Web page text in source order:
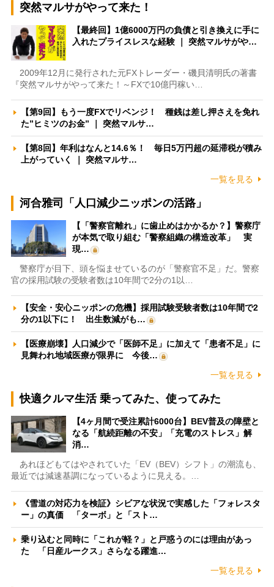
突然マルサがやって来た！
【最終回】1億6000万円の負債と引き換えに手に
入れたプライスレスな経験 ｜ 突然マルサがや…
2009年12月に発行された元FXトレーダー・磯貝清明氏の著書
『突然マルサがやって来た！～FXで10億円稼い…
【第9回】もう一度FXでリベンジ！ 種銭は差し押さえを免れ
た”ヒミツのお金” ｜ 突然マルサ…
【第8回】年利はなんと14.6％！ 毎日5万円超の延滞税が積み
上がっていく ｜ 突然マルサ…
一覧を見る
河合雅司「人口減少ニッポンの活路」
【「警察官離れ」に歯止めはかかるか？】警察庁
が本気で取り組む「警察組織の構造改革」 実
現…
警察庁が目下、頭を悩ませているのが「警察官不足」だ。警察
官の採用試験の受験者数は10年間で2分の1以…
【安全・安心ニッポンの危機】採用試験受験者数は10年間で2
分の1以下に！ 出生数減がも…
【医療崩壊】人口減少で「医師不足」に加えて「患者不足」に
見舞われ地域医療が限界に 今後…
一覧を見る
快適クルマ生活 乗ってみた、使ってみた
【4ヶ月間で受注累計6000台】BEV普及の障壁と
なる「航続距離の不安」「充電のストレス」解
消…
あれほどもてはやされていた「EV（BEV）シフト」の潮流も、
最近では減速基調になっているように見える。…
《雪道の対応力を検証》シビアな状況で実感した「フォレスタ
ー」の真価 「ターボ」と「スト…
乗り込むと同時に「これが軽？」と戸惑うのには理由があっ
た 「日産ルークス」さらなる躍進…
一覧を見る